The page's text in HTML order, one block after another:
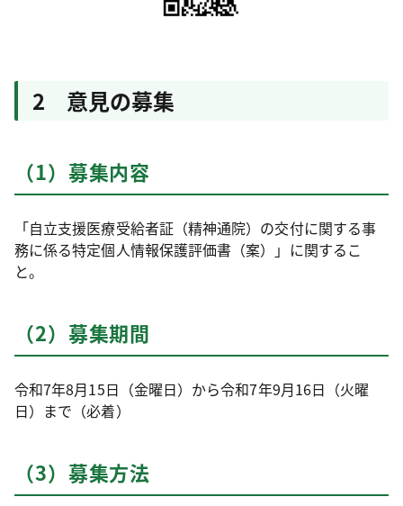
2 意見の募集
（1）募集内容
「自立支援医療受給者証（精神通院）の交付に関する事
務に係る特定個人情報保護評価書（案）」に関するこ
と。
（2）募集期間
令和7年8月15日（金曜日）から令和7年9月16日（火曜
日）まで（必着）
（3）募集方法